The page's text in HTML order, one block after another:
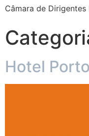
Câmara de
Hotel